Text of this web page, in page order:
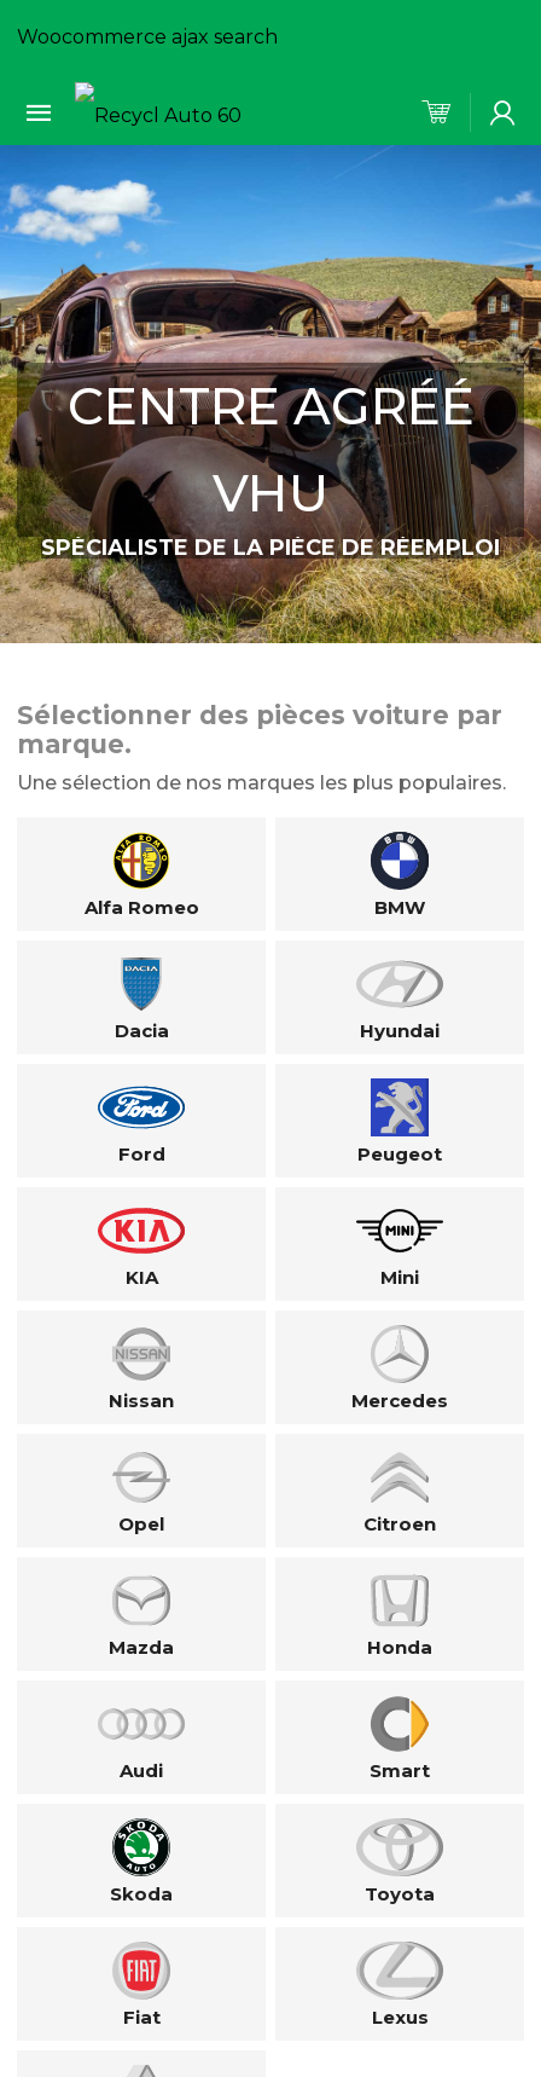
Woocommerce ajax search
CENTRE AGRÉÉ
VHU
SPÉCIALISTE DE LA PIÈCE DE RÉEMPLOI
Sélectionner des pièces voiture par
marque.
Une sélection de nos marques les plus populaires.
Alfa Romeo BMW
Dacia Hyundai
Ford Peugeot
KIA Mini
Nissan Mercedes
Opel Citroen
Mazda Honda
Audi Smart
Skoda Toyota
Fiat Lexus